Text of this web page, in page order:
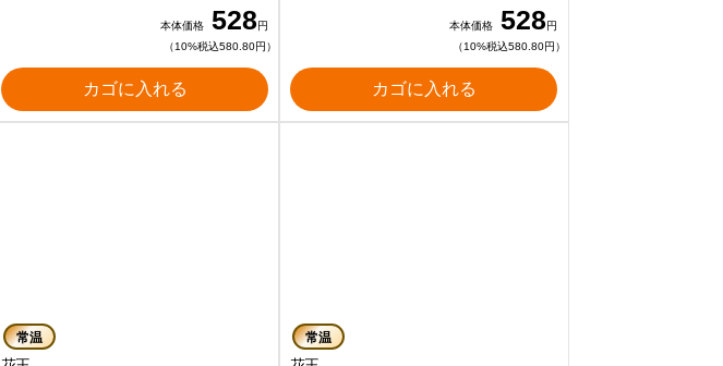
本体価格 528円
（10%税込580.80円）
カゴに入れる
本体価格 528円
（10%税込580.80円）
カゴに入れる
常温 常温